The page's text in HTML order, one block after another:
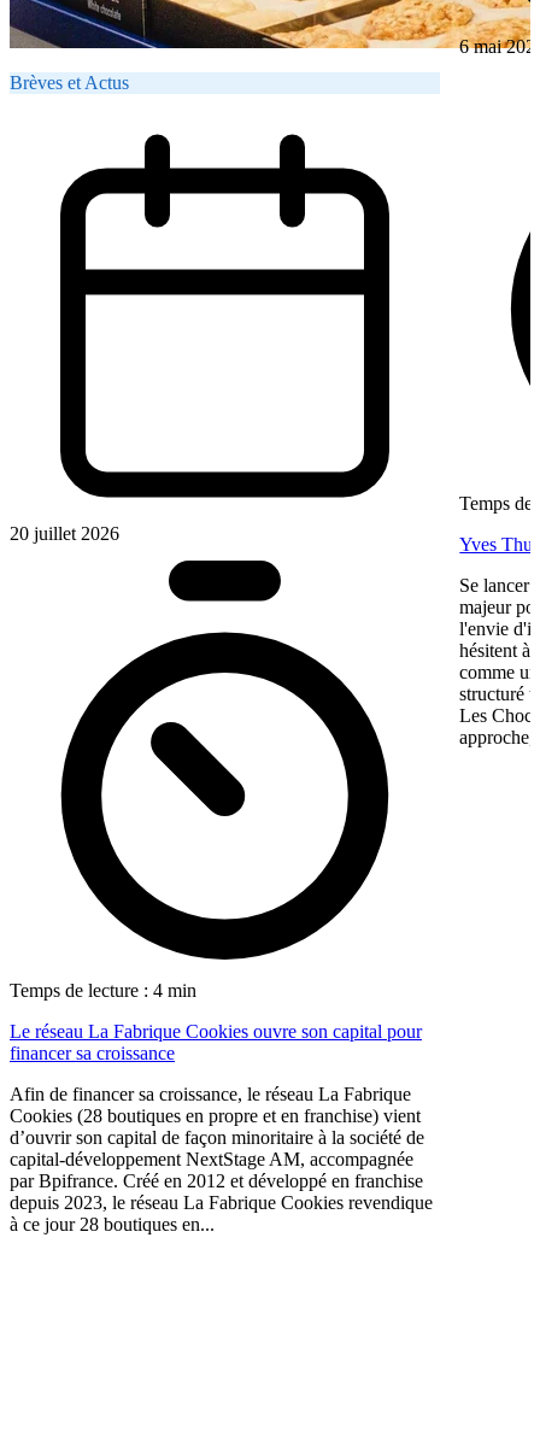
Brèves et Actus
20 juillet 2026
Temps de lecture : 4 min
Le réseau La Fabrique Cookies ouvre son capital pour
financer sa croissance
Afin de financer sa croissance, le réseau La Fabrique
Cookies (28 boutiques en propre et en franchise) vient
d’ouvrir son capital de façon minoritaire à la société de
capital-développement NextStage AM, accompagnée
par Bpifrance. Créé en 2012 et développé en franchise
depuis 2023, le réseau La Fabrique Cookies revendique
à ce jour 28 boutiques en...
6 mai
Temps de
Yves
Se lancer
majeur
l'envie
hésitent à
comme
structuré
Les
approche,